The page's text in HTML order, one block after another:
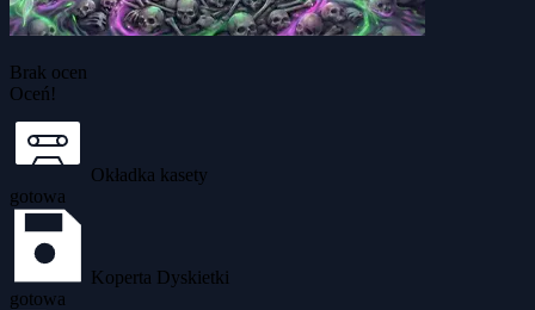
Brak ocen
Oceń!
Okładka kasety
gotowa
Koperta Dyskietki
gotowa